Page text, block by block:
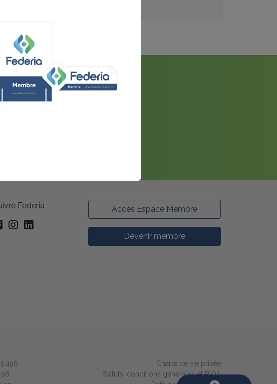
Federia Accès Espace Membre
Devenir membre
Charte de vie privée
Statuts, conditions générales et R.O.I.